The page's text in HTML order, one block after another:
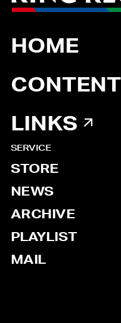
HOME
LINKS
SERVICE
STORE
NEWS
ARCHIVE
PLAYLIST
MAIL